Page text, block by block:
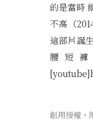
的是當時
不高（
這部片誕
腰短
創用授權，